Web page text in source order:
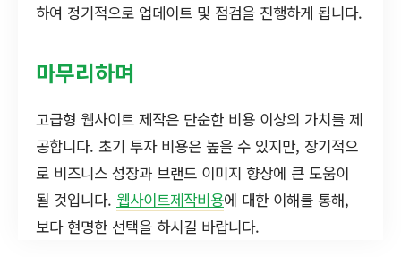
하여 정기적으로 업데이트 및 점검을 진행하게 됩니다.
마무리하며
고급형 웹사이트 제작은 단순한 비용 이상의 가치를 제
공합니다. 초기 투자 비용은 높을 수 있지만, 장기적으
로 비즈니스 성장과 브랜드 이미지 향상에 큰 도움이
될 것입니다. 웹사이트제작비용에 대한 이해를 통해,
보다 현명한 선택을 하시길 바랍니다.